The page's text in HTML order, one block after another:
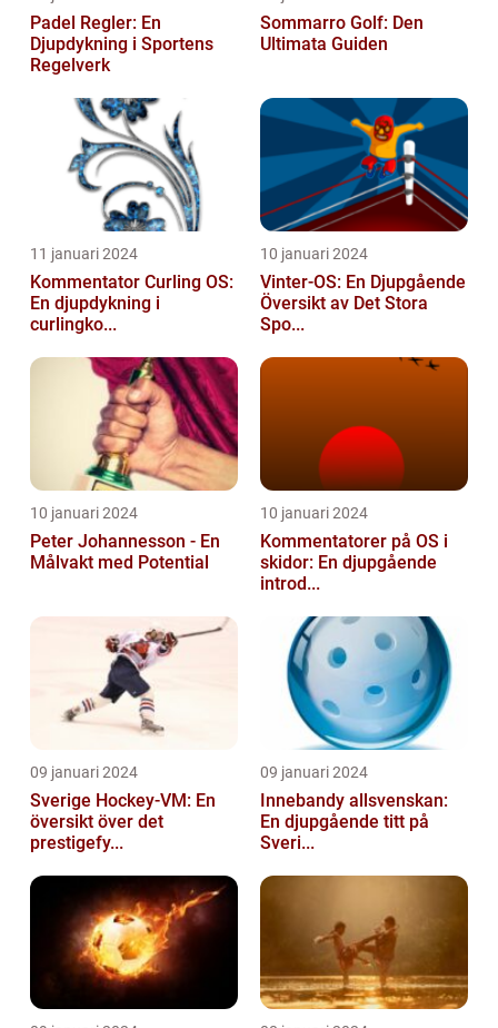
Padel Regler: En
Djupdykning i Sportens
Regelverk
Sommarro Golf: Den
Ultimata Guiden
11 januari 2024
Kommentator Curling OS:
En djupdykning i
curlingko...
10 januari 2024
Vinter-OS: En Djupgående
Översikt av Det Stora
Spo...
10 januari 2024
Peter Johannesson - En
Målvakt med Potential
10 januari 2024
Kommentatorer på OS i
skidor: En djupgående
introd...
09 januari 2024
Sverige Hockey-VM: En
översikt över det
prestigefy...
09 januari 2024
Innebandy allsvenskan:
En djupgående titt på
Sveri...